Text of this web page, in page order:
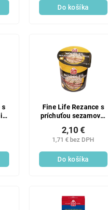
Do košíka
s
Fine Life Rezance s
príchuťou sezamovej
1,71 € bez DPH
2,10 €
Do košíka